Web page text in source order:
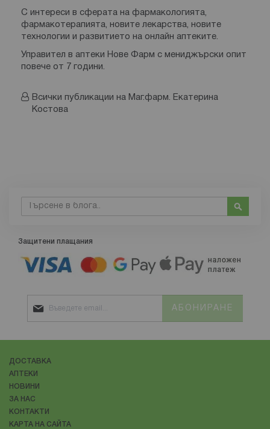
С интереси в сферата на фармакологията,
фармакотерапията, новите лекарства, новите
технологии и развитието на онлайн аптеките.
Управител в аптеки Нове Фарм с мениджърски опит
повече от 7 години.
Всички публикации на Маг.фарм. Екатерина
Костова
Търсене
Защитени плащания
АБОНИРАНЕ
ДОСТАВКА
АПТЕКИ
НОВИНИ
ЗА НАС
КОНТАКТИ
КАРТА НА САЙТА